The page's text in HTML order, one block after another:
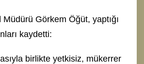
Görkem Öğüt, yaptığı
kaydetti:
birlikte yetkisiz, mükerrer